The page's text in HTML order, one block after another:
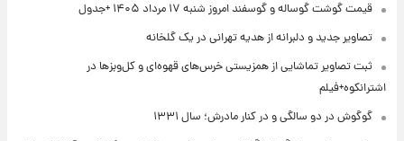
قیمت گوشت گوساله و گوسفند امروز شنبه ۱۷ مرداد ۱۴۰۵ +جدول
تصاویر جدید و دلبرانه از هدیه تهرانی در یک گلخانه
ثبت تصاویر تماشایی از همزیستی خرس‌های قهوه‌ای و کل‌وبزها در
اشترانکوه+فیلم
گوگوش در دو سالگی و در کنار مادرش؛ سال ۱۳۳۱